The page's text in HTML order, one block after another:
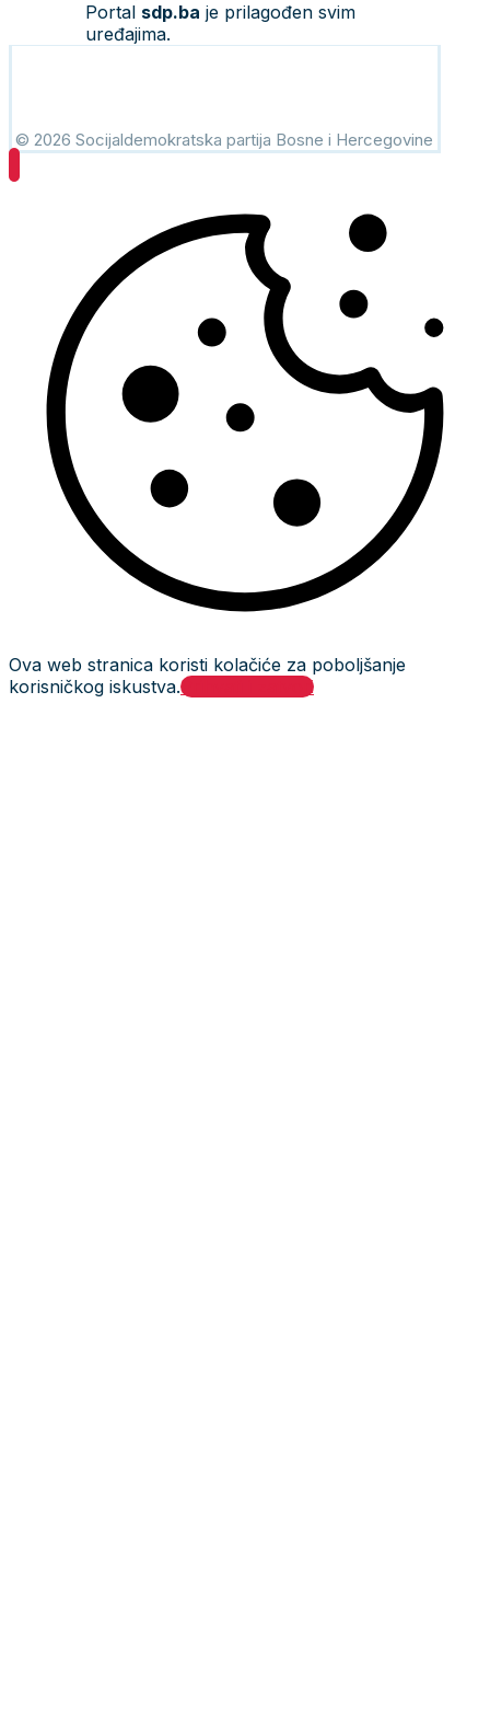
Portal sdp.ba je prilagođen svim
uređajima.
© 2026 Socijaldemokratska partija Bosne i Hercegovine
Ova web stranica koristi kolačiće za poboljšanje
korisničkog iskustva.Prihvati i zatvori